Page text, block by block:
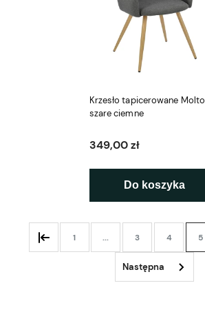
Krzesło tapicerowane Molto
szare ciemne
349,00 zł
Do koszyka
1 ... 3 4 5